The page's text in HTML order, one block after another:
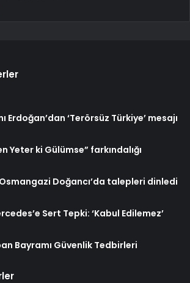
Erdoğan’dan ‘Terörsüz Türkiye’ mesajı
Yeter ki Gülümse” farkındalığı
Doğancı’da talepleri dinledi
Sert Tepki: ‘Kabul Edilemez’
Bayramı Güvenlik Tedbirleri